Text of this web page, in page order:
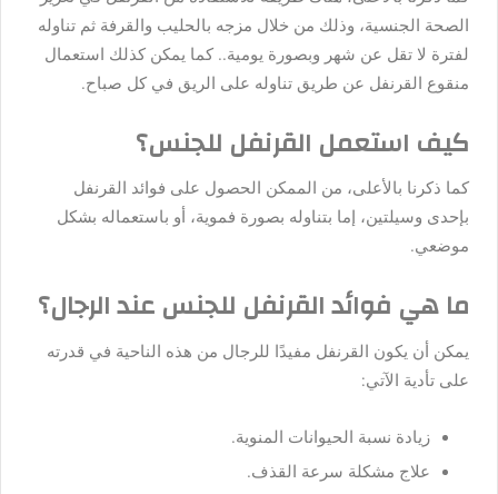
الصحة الجنسية، وذلك من خلال مزجه بالحليب والقرفة ثم تناوله
لفترة لا تقل عن شهر وبصورة يومية.. كما يمكن كذلك استعمال
منقوع القرنفل عن طريق تناوله على الريق في كل صباح.
كيف استعمل القرنفل للجنس؟
كما ذكرنا بالأعلى، من الممكن الحصول على فوائد القرنفل
بإحدى وسيلتين، إما بتناوله بصورة فموية، أو باستعماله بشكل
موضعي.
ما هي فوائد القرنفل للجنس عند الرجال؟
يمكن أن يكون القرنفل مفيدًا للرجال من هذه الناحية في قدرته
على تأدية الآتي:
زيادة نسبة الحيوانات المنوية.
علاج مشكلة سرعة القذف.